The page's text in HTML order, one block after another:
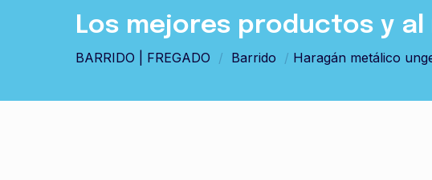
Los mejores productos y
BARRIDO | FREGADO / Barrido / Haragán metálico